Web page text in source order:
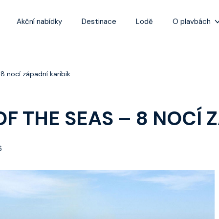
Akční nabídky Destinace Lodě O plavbách
Tipy na nejlepší
nocí západní karibik
THE SEAS – 8 NOCÍ